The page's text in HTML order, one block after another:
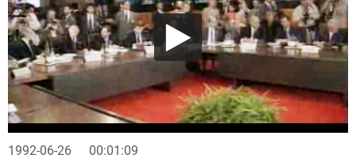
1992-06-26 00:01:09